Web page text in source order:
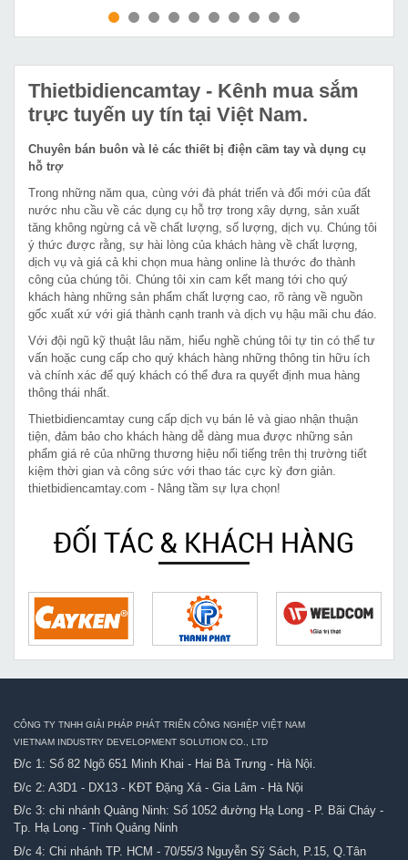
MUA NGAY MUA NGAY
Thietbidiencamtay - Kênh mua sắm
trực tuyến uy tín tại Việt Nam.
Chuyên bán buôn và lẻ các thiết bị điện cầm tay và dụng cụ
hỗ trợ
Trong những năm qua, cùng với đà phát triển và đổi mới của đất
nước nhu cầu về các dụng cụ hỗ trợ trong xây dựng, sản xuất
tăng không ngừng cả về chất lượng, số lượng, dịch vụ. Chúng tôi
ý thức được rằng, sự hài lòng của khách hàng về chất lượng,
dịch vụ và giá cả khi chọn mua hàng online là thước đo thành
công của chúng tôi. Chúng tôi xin cam kết mang tới cho quý
khách hàng những sản phẩm chất lượng cao, rõ ràng về nguồn
gốc xuất xứ với giá thành cạnh tranh và dịch vụ hậu mãi chu đáo.
Với đội ngũ kỹ thuật lâu năm, hiểu nghề chúng tôi tự tin có thể tư
vấn hoặc cung cấp cho quý khách hàng những thông tin hữu ích
và chính xác để quý khách có thể đưa ra quyết định mua hàng
thông thái nhất.
Thietbidiencamtay cung cấp dịch vụ bán lẻ và giao nhận thuận
tiện, đảm bảo cho khách hàng dễ dàng mua được những sản
phẩm giá rẻ của những thương hiệu nổi tiếng trên thị trường tiết
kiệm thời gian và công sức với thao tác cực kỳ đơn giản.
thietbidiencamtay.com - Nâng tầm sự lựa chọn!
ĐỐI TÁC & KHÁCH HÀNG
CÔNG TY TNHH GIẢI PHÁP PHÁT TRIỂN CÔNG NGHIỆP VIỆT NAM
VIETNAM INDUSTRY DEVELOPMENT SOLUTION CO., LTD
Đ/c 1: Số 82 Ngõ 651 Minh Khai - Hai Bà Trưng - Hà Nội.
Đ/c 2: A3D1 - DX13 - KĐT Đặng Xá - Gia Lâm - Hà Nội
Đ/c 3: chi nhánh Quảng Ninh: Số 1052 đường Hạ Long - P. Bãi Cháy -
Tp. Hạ Long - Tỉnh Quảng Ninh
Đ/c 4: Chi nhánh TP. HCM - 70/55/3 Nguyễn Sỹ Sách, P.15, Q.Tân